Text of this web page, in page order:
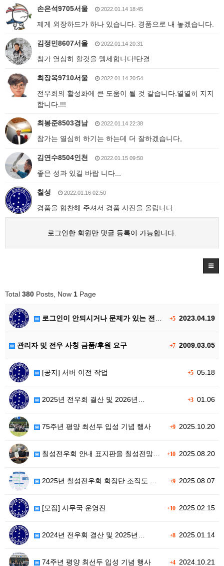
손은석9705서울 2022.01.14 18:45
제게 외장하드가 하나 있습니다. 경품으로 내 놓겠습니다.
김정민8607서울 2022.01.14 20:31
참가 열심히 할것을 맹세합니다!단결
최장옥9710서울 2022.01.14 20:54
전우회의 활성화에 큰 도움이 될 것 같습니다.열열히 지지
합니다.!!!
최봉준8503경남 2022.01.14 22:38
참가는 열심히 하기는 하는데 더 잘하겠습니다,
김연수8504인천 2022.01.15 09:50
좋은 성과 있길 바랍 니다...
칠성 2022.01.16 02:50
경품을 협찬해 주셔서 경품 사진을 올립니다.
로그인한 회원만 댓글 등록이 가능합니다.
Total 380 Posts, Now 1 Page
+52023.04.19
로그인이 안되시거나 문제가 있는 전우…
+72009.03.05
관리자 및 전우 사칭 금품/후원 요구
+505.18
[공지] 서버 이전 작업
+301.06
2025년 전우회 결산 및 2026년…
+92025.10.20
75주년 평양 최선두 입성 기념 행사
+102025.08.20
칠성전우회 안내 표지판을 칠성전망대 …
+92025.08.07
2025년 칠성전우회 회장단 조직도 …
+102025.02.15
[모집] 사무국 운영진
+82025.01.14
2024년 전우회 결산 및 2025년…
+42024.10.21
74주년 평양 최선두 입성 기념 행사